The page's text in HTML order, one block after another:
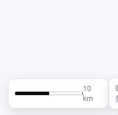
10
km